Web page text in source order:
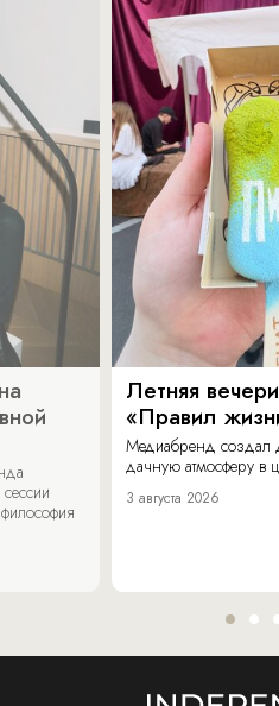
Летняя
«Правил
Медиабренд создал
дачную атмосферу в
3 августа 2026